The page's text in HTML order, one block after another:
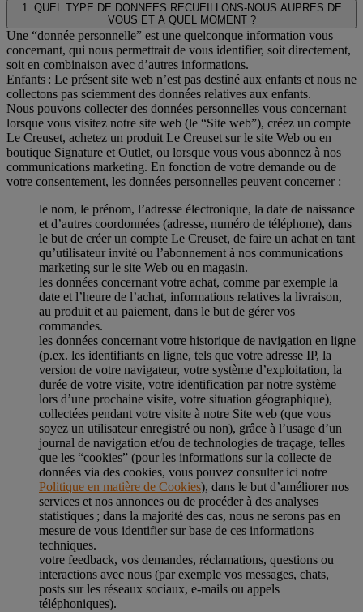
1. QUEL TYPE DE DONNEES RECUEILLONS-NOUS AUPRES DE
VOUS ET A QUEL MOMENT ?
Une “donnée personnelle” est une quelconque information vous
concernant, qui nous permettrait de vous identifier, soit directement,
soit en combinaison avec d’autres informations.
Enfants : Le présent site web n’est pas destiné aux enfants et nous ne
collectons pas sciemment des données relatives aux enfants.
Nous pouvons collecter des données personnelles vous concernant
lorsque vous visitez notre site web (le “Site web”), créez un compte
Le Creuset, achetez un produit Le Creuset sur le site Web ou en
boutique Signature et Outlet, ou lorsque vous vous abonnez à nos
communications marketing. En fonction de votre demande ou de
votre consentement, les données personnelles peuvent concerner :
le nom, le prénom, l’adresse électronique, la date de naissance
et d’autres coordonnées (adresse, numéro de téléphone), dans
le but de créer un compte Le Creuset, de faire un achat en tant
qu’utilisateur invité ou l’abonnement à nos communications
marketing sur le site Web ou en magasin.
les données concernant votre achat, comme par exemple la
date et l’heure de l’achat, informations relatives la livraison,
au produit et au paiement, dans le but de gérer vos
commandes.
les données concernant votre historique de navigation en ligne
(p.ex. les identifiants en ligne, tels que votre adresse IP, la
version de votre navigateur, votre système d’exploitation, la
durée de votre visite, votre identification par notre système
lors d’une prochaine visite, votre situation géographique),
collectées pendant votre visite à notre Site web (que vous
soyez un utilisateur enregistré ou non), grâce à l’usage d’un
journal de navigation et/ou de technologies de traçage, telles
que les “cookies” (pour les informations sur la collecte de
données via des cookies, vous pouvez consulter ici notre
Politique en matière de Cookies), dans le but d’améliorer nos
services et nos annonces ou de procéder à des analyses
statistiques ; dans la majorité des cas, nous ne serons pas en
mesure de vous identifier sur base de ces informations
techniques.
votre feedback, vos demandes, réclamations, questions ou
interactions avec nous (par exemple vos messages, chats,
posts sur les réseaux sociaux, e-mails ou appels
téléphoniques).